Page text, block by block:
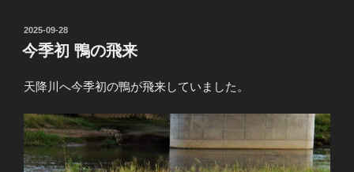
投
稿
日:
2025-09-28
今季初 鴨の飛来
天降川へ今季初の鴨が飛来していました。